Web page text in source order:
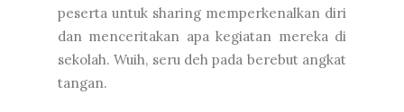
peserta untuk sharing memperkenalkan diri
dan menceritakan apa kegiatan mereka di
sekolah. Wuih, seru deh pada berebut angkat
tangan.